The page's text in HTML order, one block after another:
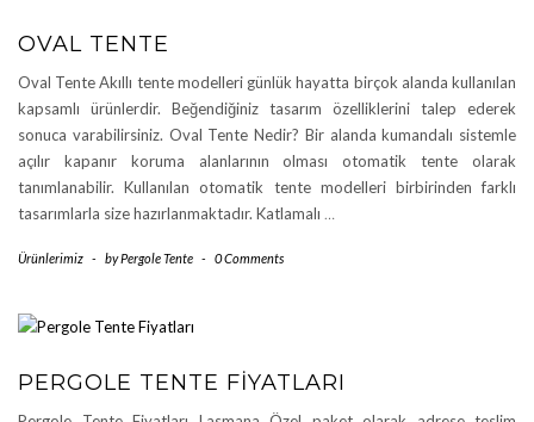
OVAL TENTE
Oval Tente Akıllı tente modelleri günlük hayatta birçok alanda kullanılan
kapsamlı ürünlerdir. Beğendiğiniz tasarım özelliklerini talep ederek
sonuca varabilirsiniz. Oval Tente Nedir? Bir alanda kumandalı sistemle
açılır kapanır koruma alanlarının olması otomatik tente olarak
tanımlanabilir. Kullanılan otomatik tente modelleri birbirinden farklı
tasarımlarla size hazırlanmaktadır. Katlamalı …
Ürünlerimiz - byPergole Tente - 0 Comments
PERGOLE TENTE FIYATLARI